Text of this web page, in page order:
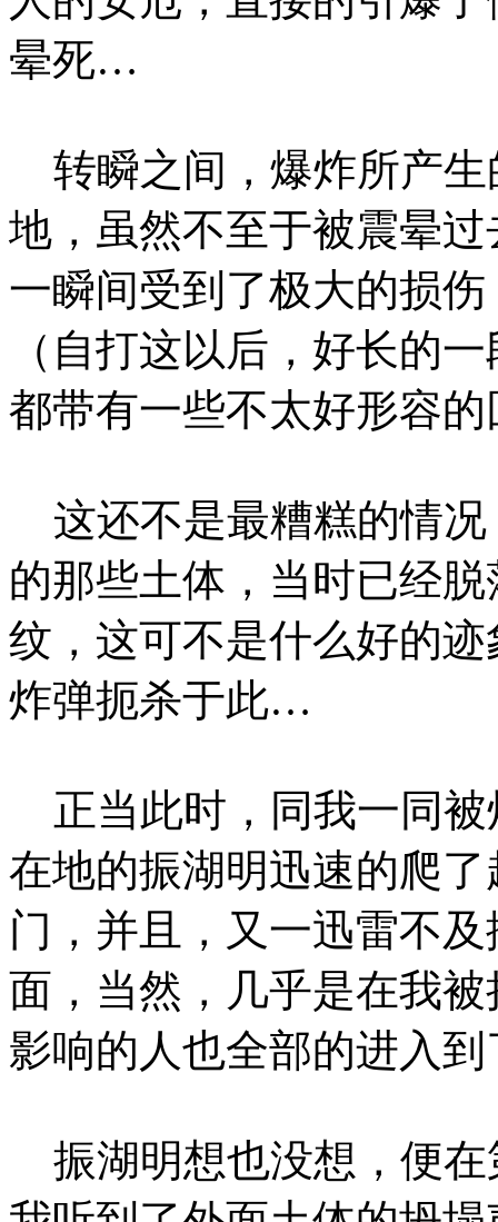
晕死…
转瞬之间，爆炸所产生
地，虽然不至于被震晕
一瞬间受到了极大的损
（自打这以后，好长的
都带有一些不太好形容
这还不是最糟糕的情况
的那些土体，当时已经
纹，这可不是什么好的
炸弹扼杀于此…
正当此时，同我一同被
在地的振湖明迅速的爬
门，并且，又一迅雷不
面，当然，几乎是在我
影响的人也全部的进入
振湖明想也没想，便在